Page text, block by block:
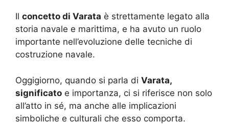
Il concetto di Varata è strettamente legato alla
storia navale e marittima, e ha avuto un ruolo
importante nell’evoluzione delle tecniche di
costruzione navale.
Oggigiorno, quando si parla di Varata,
significato e importanza, ci si riferisce non solo
all’atto in sé, ma anche alle implicazioni
simboliche e culturali che esso comporta.